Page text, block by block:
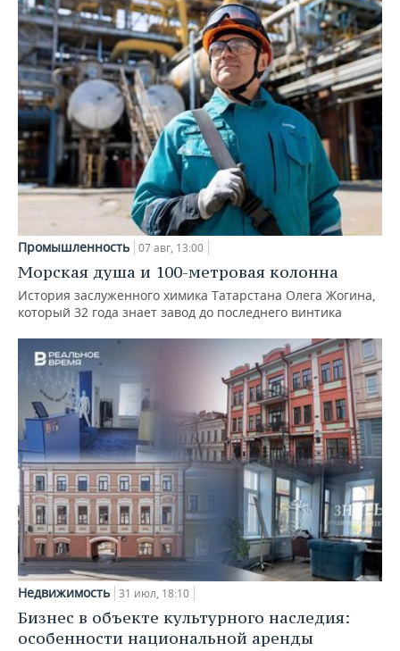
Промышленность 07 авг, 13:00
Морская душа и 100-метровая колонна
История заслуженного химика Татарстана Олега Жогина,
который 32 года знает завод до последнего винтика
Недвижимость 31 июл, 18:10
Бизнес в объекте культурного наследия:
особенности национальной аренды